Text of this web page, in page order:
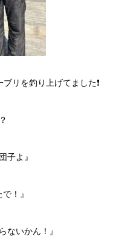
リを釣り上げてました❗️
子よ』
！』
ないかん！』